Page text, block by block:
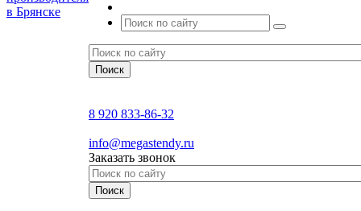
8 920 833-86-32
info@megastendy.ru
Заказать звонок